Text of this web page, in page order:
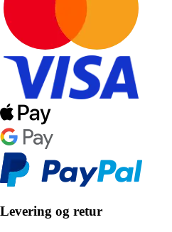
Levering og retur